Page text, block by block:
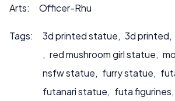
Arts: Officer-Rhu
Tags: 3d printed statue, 3d printed,
, red mushroom girl statue,
nsfw statue, furry statue,
futanari statue, futa figurines,